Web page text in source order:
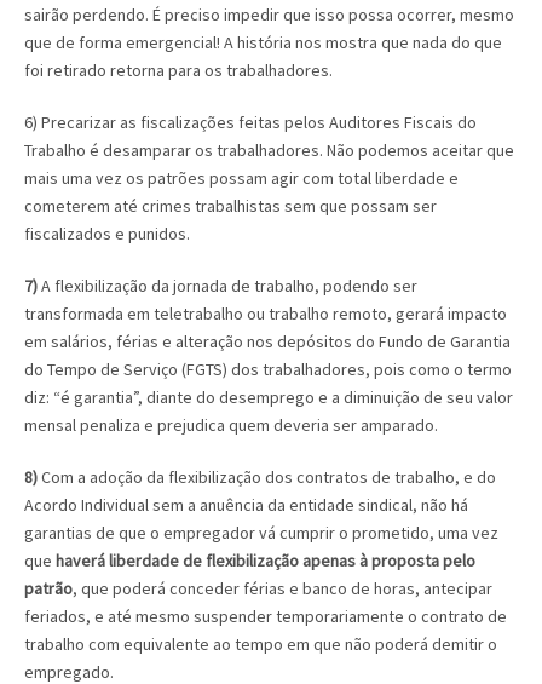
sairão perdendo. É preciso impedir que isso possa ocorrer, mesmo
que de forma emergencial! A história nos mostra que nada do que
foi retirado retorna para os trabalhadores.
6) Precarizar as fiscalizações feitas pelos Auditores Fiscais do
Trabalho é desamparar os trabalhadores. Não podemos aceitar que
mais uma vez os patrões possam agir com total liberdade e
cometerem até crimes trabalhistas sem que possam ser
fiscalizados e punidos.
7)A flexibilização da jornada de trabalho, podendo ser
transformada em teletrabalho ou trabalho remoto, gerará impacto
em salários, férias e alteração nos depósitos do Fundo de Garantia
do Tempo de Serviço (FGTS) dos trabalhadores, pois como o termo
diz: “é garantia”, diante do desemprego e a diminuição de seu valor
mensal penaliza e prejudica quem deveria ser amparado.
8)Com a adoção da flexibilização dos contratos de trabalho, e do
Acordo Individual sem a anuência da entidade sindical, não há
garantias de que o empregador vá cumprir o prometido, uma vez
que haverá liberdade de flexibilização apenas à proposta pelo
patrão, que poderá conceder férias e banco de horas, antecipar
feriados, e até mesmo suspender temporariamente o contrato de
trabalho com equivalente ao tempo em que não poderá demitir o
empregado.